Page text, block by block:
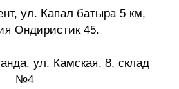
ул. Капал батыра 5 км,
Ондиристик 45.
ул. Камская, 8, склад
№4